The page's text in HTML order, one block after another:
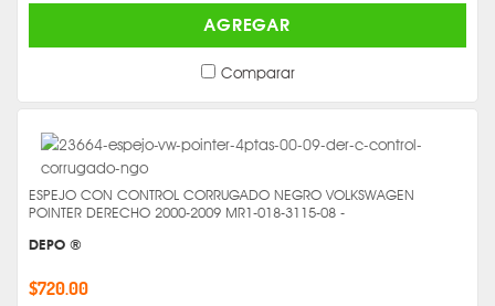
AGREGAR
Comparar
ESPEJO CON CONTROL CORRUGADO NEGRO VOLKSWAGEN
POINTER DERECHO 2000-2009 MR1-018-3115-08 -
DEPO ®
$720.00